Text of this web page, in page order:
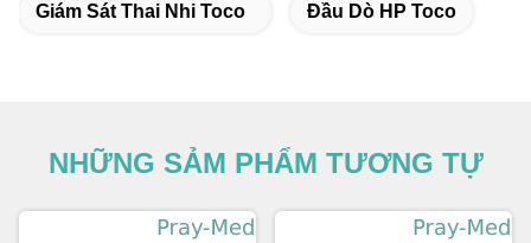
Giám Sát Thai Nhi Toco Đầu Dò HP Toco
NHỮNG SẢM PHẨM TƯƠNG TỰ